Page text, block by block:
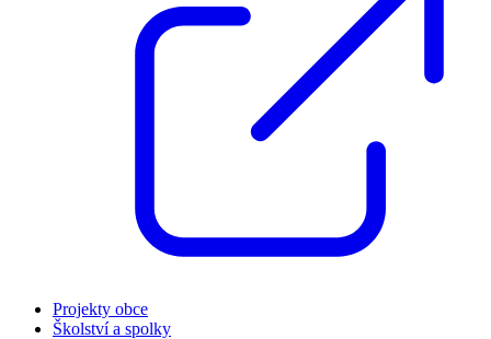
Projekty obce
Školství a spolky